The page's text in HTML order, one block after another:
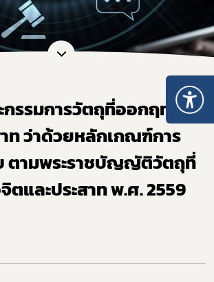
รรมการวัตถุที่ออกฤทธิ์ต่อ
ท ว่าด้วยหลักเกณฑ์การ
ตามพระราชบัญญัติวัตถุที่
และประสาท พ.ศ. 2559